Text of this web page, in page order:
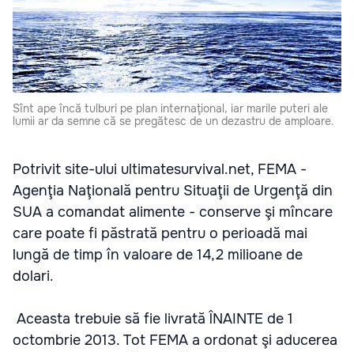
Sînt ape încă tulburi pe plan internaţional, iar marile puteri ale
lumii ar da semne că se pregătesc de un dezastru de amploare.
Potrivit site-ului ultimatesurvival.net, FEMA -
Agenţia Naţională pentru Situaţii de Urgenţă din
SUA a comandat alimente - conserve şi mîncare
care poate fi păstrată pentru o perioadă mai
lungă de timp în valoare de 14,2 milioane de
dolari.
Aceasta trebuie să fie livrată ÎNAINTE de 1
octombrie 2013. Tot FEMA a ordonat şi aducerea